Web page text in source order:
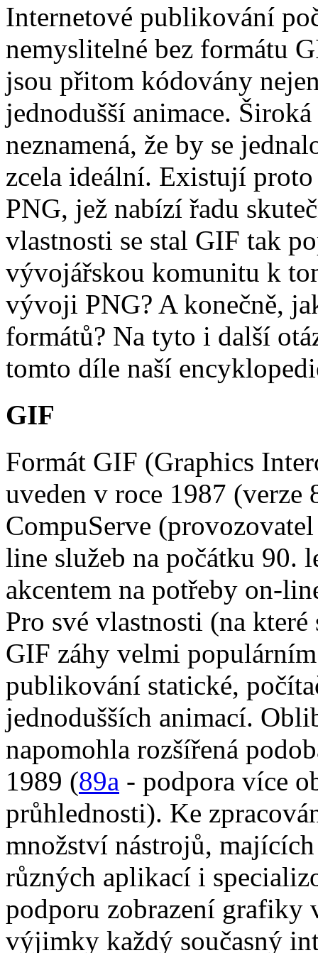
Internetové publikování
nemyslitelné bez formátu
jsou přitom kódovány
jednodušší animace.
neznamená, že by se
zcela ideální. Existují
PNG, jež nabízí řadu
vlastnosti se stal GIF tak
vývojářskou komunitu k
vývoji PNG? A konečně,
formátů? Na tyto i další
tomto díle naší
GIF
Formát GIF (Graphics
uveden v roce 1987 (verze
CompuServe
line služeb na počátku 90.
akcentem na potřeby on-
Pro své vlastnosti (na
GIF záhy velmi
publikování statické,
jednodušších animací.
napomohla rozšířená
1989 (89a - podpora více
průhlednosti). Ke
množství nástrojů,
různých aplikací i
podporu zobrazení grafiky
výjimky každý současný